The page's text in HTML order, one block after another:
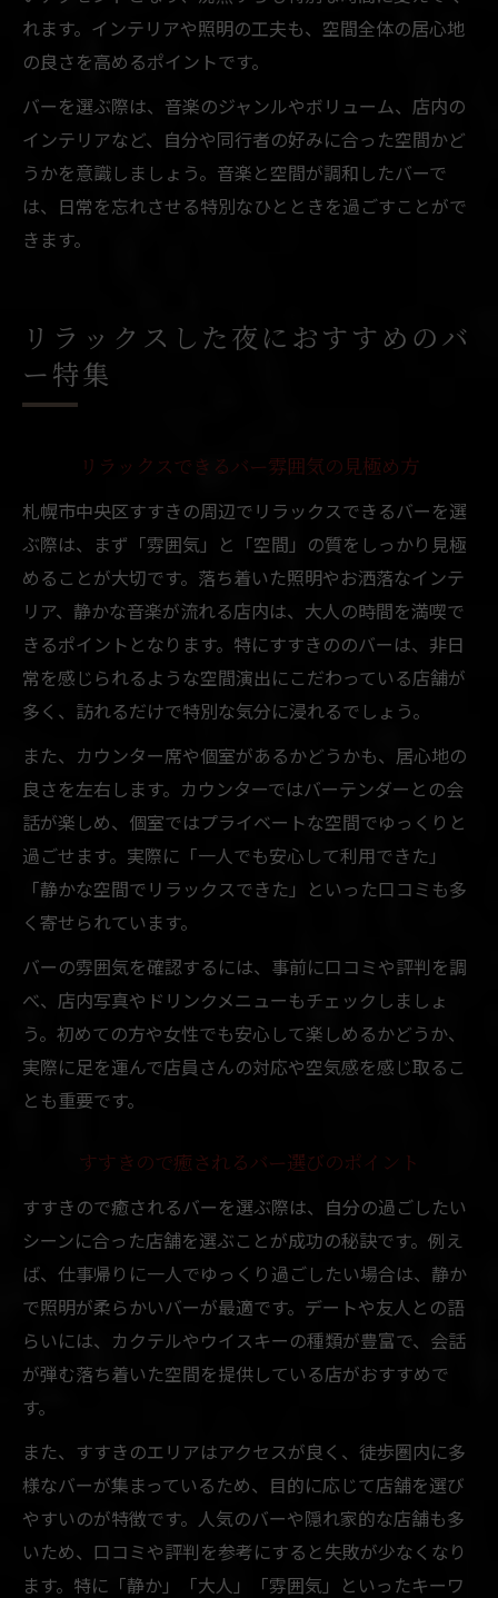
れます。インテリアや照明の工夫も、空間全体の居心地
の良さを高めるポイントです。
バーを選ぶ際は、音楽のジャンルやボリューム、店内の
インテリアなど、自分や同行者の好みに合った空間かど
うかを意識しましょう。音楽と空間が調和したバーで
は、日常を忘れさせる特別なひとときを過ごすことがで
きます。
リラックスした夜におすすめのバ
ー特集
リラックスできるバー雰囲気の見極め方
札幌市中央区すすきの周辺でリラックスできるバーを選
ぶ際は、まず「雰囲気」と「空間」の質をしっかり見極
めることが大切です。落ち着いた照明やお洒落なインテ
リア、静かな音楽が流れる店内は、大人の時間を満喫で
きるポイントとなります。特にすすきののバーは、非日
常を感じられるような空間演出にこだわっている店舗が
多く、訪れるだけで特別な気分に浸れるでしょう。
また、カウンター席や個室があるかどうかも、居心地の
良さを左右します。カウンターではバーテンダーとの会
話が楽しめ、個室ではプライベートな空間でゆっくりと
過ごせます。実際に「一人でも安心して利用できた」
「静かな空間でリラックスできた」といった口コミも多
く寄せられています。
バーの雰囲気を確認するには、事前に口コミや評判を調
べ、店内写真やドリンクメニューもチェックしましょ
う。初めての方や女性でも安心して楽しめるかどうか、
実際に足を運んで店員さんの対応や空気感を感じ取るこ
とも重要です。
すすきので癒されるバー選びのポイント
すすきので癒されるバーを選ぶ際は、自分の過ごしたい
シーンに合った店舗を選ぶことが成功の秘訣です。例え
ば、仕事帰りに一人でゆっくり過ごしたい場合は、静か
で照明が柔らかいバーが最適です。デートや友人との語
らいには、カクテルやウイスキーの種類が豊富で、会話
が弾む落ち着いた空間を提供している店がおすすめで
す。
また、すすきのエリアはアクセスが良く、徒歩圏内に多
様なバーが集まっているため、目的に応じて店舗を選び
やすいのが特徴です。人気のバーや隠れ家的な店舗も多
いため、口コミや評判を参考にすると失敗が少なくなり
ます。特に「静か」「大人」「雰囲気」といったキーワ